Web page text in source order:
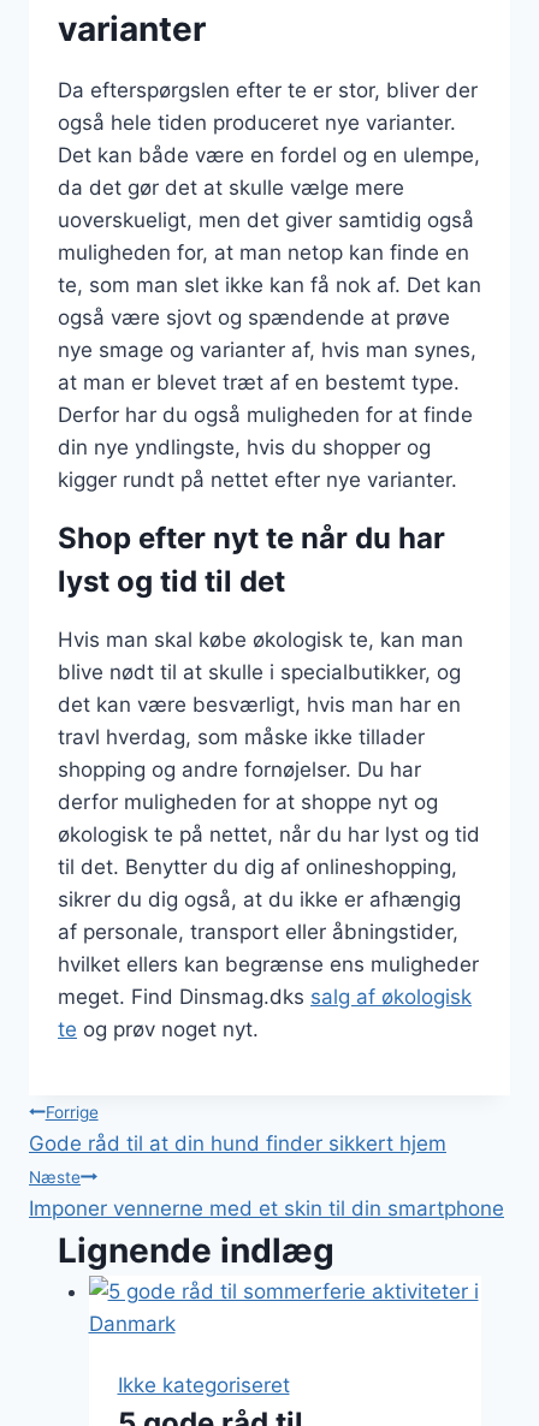
varianter
Da efterspørgslen efter te er stor, bliver der
også hele tiden produceret nye varianter.
Det kan både være en fordel og en ulempe,
da det gør det at skulle vælge mere
uoverskueligt, men det giver samtidig også
muligheden for, at man netop kan finde en
te, som man slet ikke kan få nok af. Det kan
også være sjovt og spændende at prøve
nye smage og varianter af, hvis man synes,
at man er blevet træt af en bestemt type.
Derfor har du også muligheden for at finde
din nye yndlingste, hvis du shopper og
kigger rundt på nettet efter nye varianter.
Shop efter nyt te når du har
lyst og tid til det
Hvis man skal købe økologisk te, kan man
blive nødt til at skulle i specialbutikker, og
det kan være besværligt, hvis man har en
travl hverdag, som måske ikke tillader
shopping og andre fornøjelser. Du har
derfor muligheden for at shoppe nyt og
økologisk te på nettet, når du har lyst og tid
til det. Benytter du dig af onlineshopping,
sikrer du dig også, at du ikke er afhængig
af personale, transport eller åbningstider,
hvilket ellers kan begrænse ens muligheder
meget. Find Dinsmag.dks salg af økologisk
te og prøv noget nyt.
Indlægsnavigation
Forrige
Gode råd til at din hund finder sikkert hjem
Næste
Imponer vennerne med et skin til din smartphone
Lignende indlæg
Ikke kategoriseret